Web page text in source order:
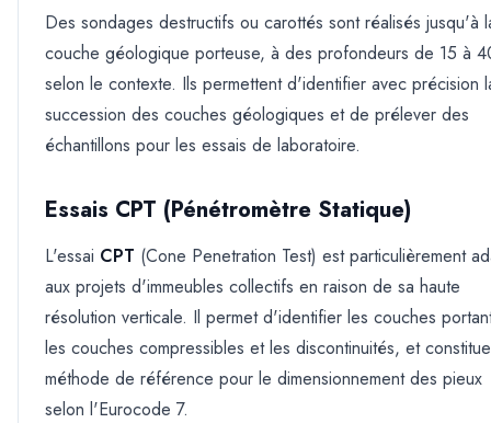
Des sondages destructifs ou carottés sont réalisés jusqu'à
couche géologique porteuse, à des profondeurs de 15 à
selon le contexte. Ils permettent d'identifier avec précision
succession des couches géologiques et de prélever des
échantillons pour les essais de laboratoire.
Essais CPT (Pénétromètre Statique)
L'essai CPT (Cone Penetration Test) est particulièrement
aux projets d'immeubles collectifs en raison de sa haute
résolution verticale. Il permet d'identifier les couches
les couches compressibles et les discontinuités, et
méthode de référence pour le dimensionnement des pieux
selon l'Eurocode 7.